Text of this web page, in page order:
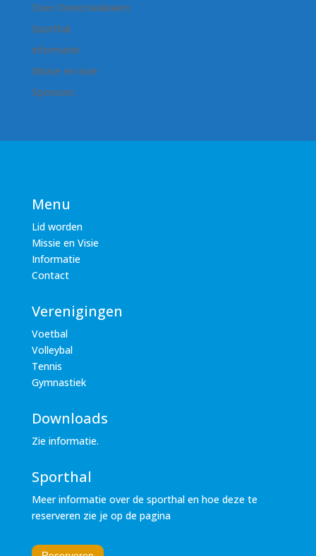
Over Oeverzwaluwen
Sporthal
informatie
Missie en visie
Sponsors
Menu
Lid worden
Missie en Visie
Informatie
Contact
Verenigingen
Voetbal
Volleybal
Tennis
Gymnastiek
Downloads
Zie informatie.
Sporthal
Meer informatie over de sporthal en hoe deze te
reserveren zie je op de pagina